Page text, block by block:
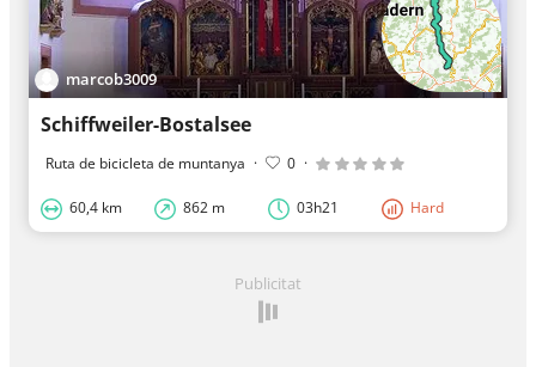
marcob3009
Schiffweiler-Bostalsee
Ruta de bicicleta de muntanya · 0 ·
60,4 km 862 m 03h21 Hard
Publicitat